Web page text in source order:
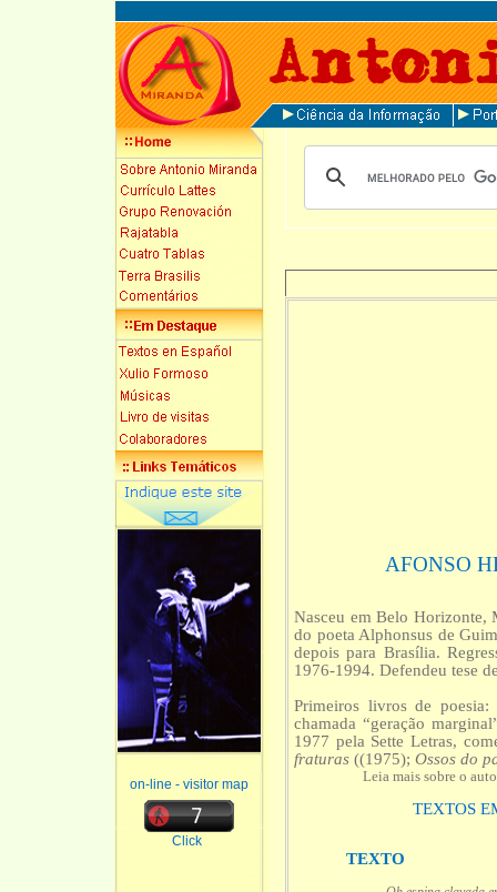
on-line - visitor map
Click
AFONSO
Nasceu em Belo Horizonte,
do poeta Alphonsus de
depois para Brasília.
1976-1994. Defendeu tese
Primeiros livros de poesia:
chamada “geração
1977 pela Sette Letras,
fraturas ((1975); Ossos do
Leia mais sobre o
TEXTOS
TEXTO